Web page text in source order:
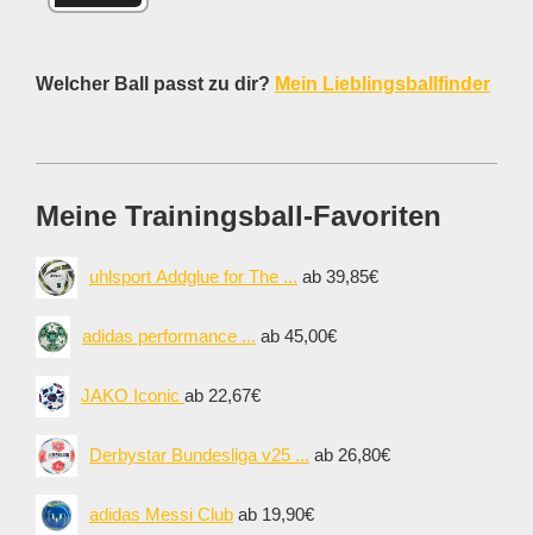
Welcher Ball passt zu dir? Mein Lieblingsballfinder
Meine Trainingsball-Favoriten
uhlsport Addglue for The ... ab 39,85€
adidas performance ... ab 45,00€
JAKO Iconic ab 22,67€
Derbystar Bundesliga v25 ... ab 26,80€
adidas Messi Club ab 19,90€